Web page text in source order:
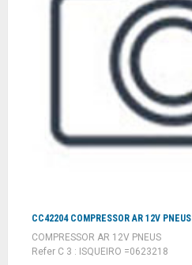
CC42204 COMPRESSOR AR 12V PNEUS
COMPRESSOR AR 12V PNEUS
Refer C 3 : ISQUEIRO =0623218